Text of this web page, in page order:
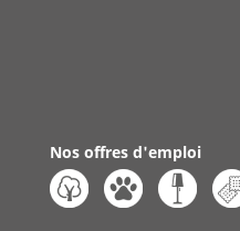
Nos offres d'emploi